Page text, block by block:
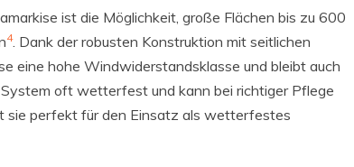
ist die Möglichkeit, große Flächen bis zu 600
4. Dank der robusten Konstruktion mit seitlichen
eine hohe Windwiderstandsklasse und bleibt auch
oft wetterfest und kann bei richtiger Pflege
sie perfekt für den Einsatz als wetterfestes